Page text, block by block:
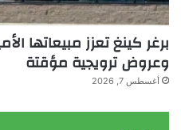
برغر كينغ تعزز مبيعاتها
وعروض ترويجية مؤقتة
أغسطس 7, 2026